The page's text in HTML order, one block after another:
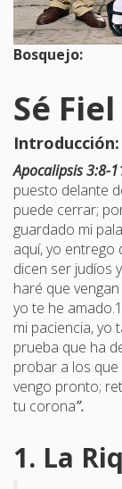
Bosquejo:
Sé Fiel
Introducción:
Apocalipsis 3:8-
puesto delante
puede cerrar;
guardado mi
aquí, yo entrego
dicen ser judíos
haré que
yo te he
mi paciencia, yo
prueba que ha
probar a los
vengo pronto;
tu corona”.
1. La